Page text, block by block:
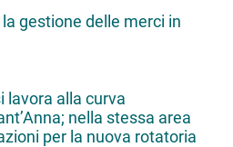
gestione delle merci in
lavora alla curva
nella stessa area
per la nuova rotatoria